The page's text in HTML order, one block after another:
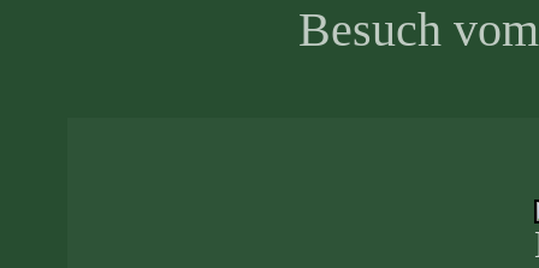
Besuch